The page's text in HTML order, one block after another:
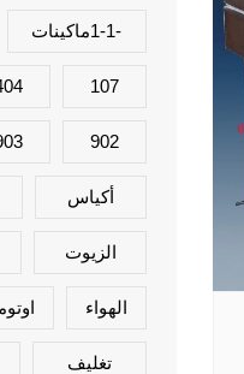
-1-1ماكينات
107
902
أكياس
الزيوت
الهواء
تغليف